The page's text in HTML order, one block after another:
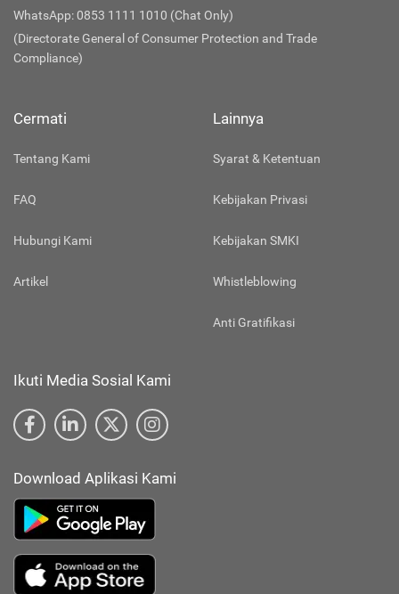
WhatsApp: 0853 1111 1010 (Chat Only)
(Directorate General of Consumer Protection and Trade
Compliance)
Cermati
Tentang Kami
FAQ
Hubungi Kami
Artikel
Lainnya
Syarat & Ketentuan
Kebijakan Privasi
Kebijakan SMKI
Whistleblowing
Anti Gratifikasi
Ikuti Media Sosial Kami
Download Aplikasi Kami